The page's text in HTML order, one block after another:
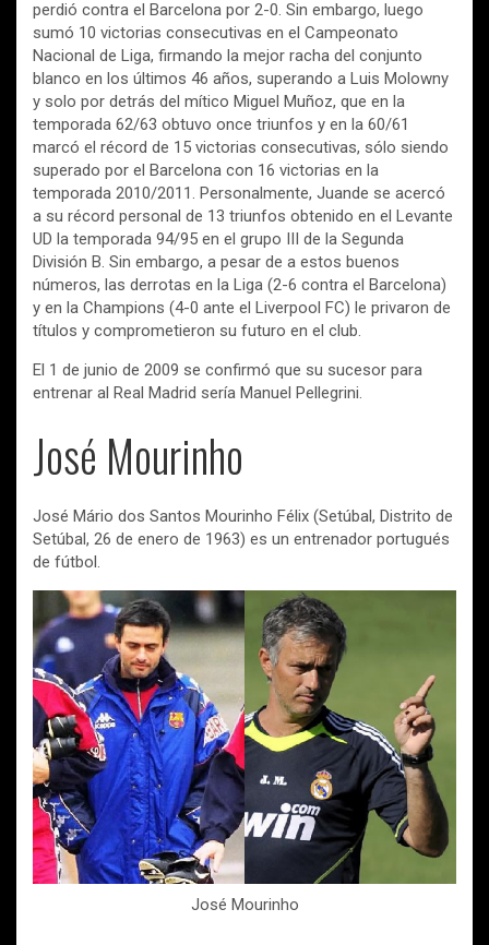
perdió contra el Barcelona por 2-0. Sin embargo, luego
sumó 10 victorias consecutivas en el Campeonato
Nacional de Liga, firmando la mejor racha del conjunto
blanco en los últimos 46 años, superando a Luis Molowny
y solo por detrás del mítico Miguel Muñoz, que en la
temporada 62/63 obtuvo once triunfos y en la 60/61
marcó el récord de 15 victorias consecutivas, sólo siendo
superado por el Barcelona con 16 victorias en la
temporada 2010/2011. Personalmente, Juande se acercó
a su récord personal de 13 triunfos obtenido en el Levante
UD la temporada 94/95 en el grupo III de la Segunda
División B. Sin embargo, a pesar de a estos buenos
números, las derrotas en la Liga (2-6 contra el Barcelona)
y en la Champions (4-0 ante el Liverpool FC) le privaron de
títulos y comprometieron su futuro en el club.
El 1 de junio de 2009 se confirmó que su sucesor para
entrenar al Real Madrid sería Manuel Pellegrini.
José Mourinho
José Mário dos Santos Mourinho Félix (Setúbal, Distrito de
Setúbal, 26 de enero de 1963) es un entrenador portugués
de fútbol.
José Mourinho